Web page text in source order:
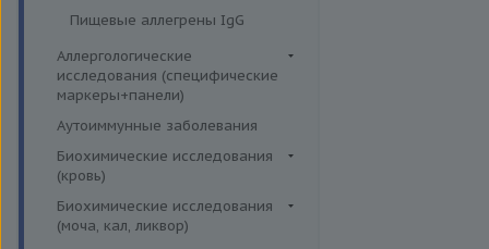
Аллергены металлов IgE
Аллергены трав IgE
Бытовые аллергены IgE, IgG
Инсектные аллергены IgE
Лекарственные аллергены IgE,
IgG
Прочие аллергены IgE, IgG
Пищевые аллегрены IgG
Аллергологические
исследования (специфические
маркеры+панели)
Неспецифические маркеры
аллергических реакций
Определение специфических
иммуноглобулинов класса G
Определение специфических
иммуноглобулинов класса Е
Аутоиммунные заболевания
Биохимические исследования
(кровь)
Витамины
Жирные кислоты,
Биохимические исследования
(моча, кал, ликвор)